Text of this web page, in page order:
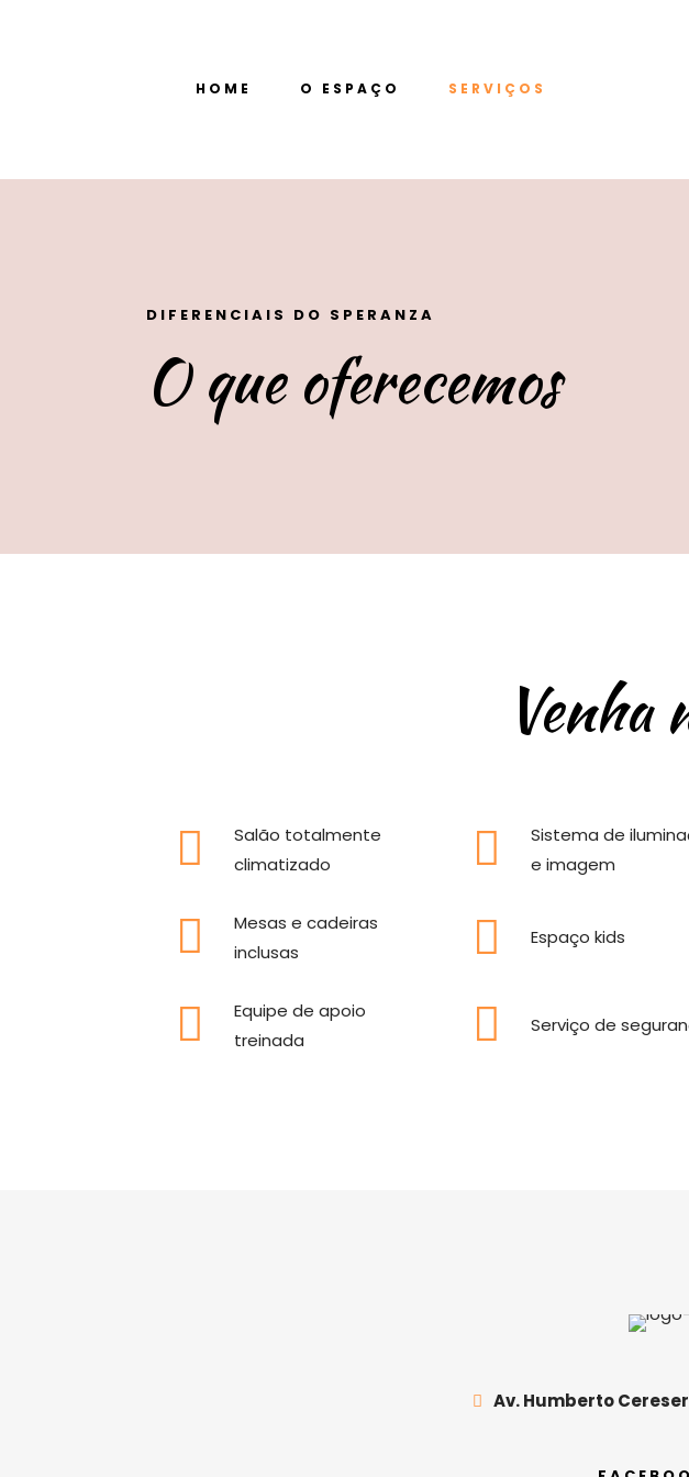
HOME O ESPAÇO SERVIÇOS
DIFERENCIAIS DO SPERANZA
O que oferecemos
Venha
Salão totalmente
climatizado
Sistema de
e imagem
Mesas e cadeiras
inclusas
Espaço kids
Equipe de apoio
treinada
Serviço de
Av. Humberto